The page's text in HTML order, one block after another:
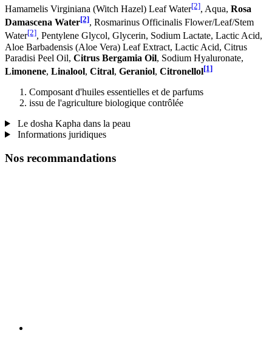
Hamamelis Virginiana (Witch Hazel) Leaf Water[2], Aqua, Rosa
Damascena Water[2], Rosmarinus Officinalis Flower/Leaf/Stem
Water[2], Pentylene Glycol, Glycerin, Sodium Lactate, Lactic Acid,
Aloe Barbadensis (Aloe Vera) Leaf Extract, Lactic Acid, Citrus
Paradisi Peel Oil, Citrus Bergamia Oil, Sodium Hyaluronate,
Limonene, Linalool, Citral, Geraniol, Citronellol[1]
Composant d'huiles essentielles et de parfums
issu de l'agriculture biologique contrôlée
Le dosha Kapha dans la peau
Informations juridiques
Nos recommandations